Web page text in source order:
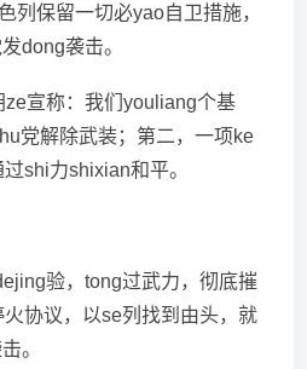
列保留一切必yao自卫措施，
dong袭击。
宣称：我们youliang个基
党解除武装；第二，一项ke
shi力shixian和平。
验，tong过武力，彻底摧
协议，以se列找到由头，就
。